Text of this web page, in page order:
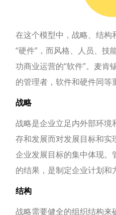
在这个模型中，战略、结构
“硬件”，而风格、人员、技
功商业运营的“软件”。麦肯
的管理者，软件和硬件同等
战略
战略是企业立足内外部环境
存和发展而对发展目标和实
企业发展目标的集中体现
的结果，是制定企业计划和
结构
战略需要健全的组织结构来